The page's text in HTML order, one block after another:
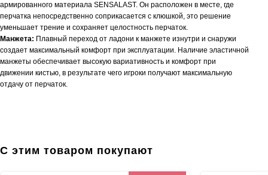
армированного материала SENSALAST. Он расположен в месте, где
перчатка непосредственно соприкасается с клюшкой, это решение
уменьшает трение и сохраняет целостность перчаток.
Манжета: Плавный переход от ладони к манжете изнутри и снаружи
создает максимальный комфорт при эксплуатации. Наличие эластичной
манжеты обеспечивает высокую вариативность и комфорт при
движении кистью, в результате чего игроки получают максимальную
отдачу от перчаток.
С этим товаром покупают